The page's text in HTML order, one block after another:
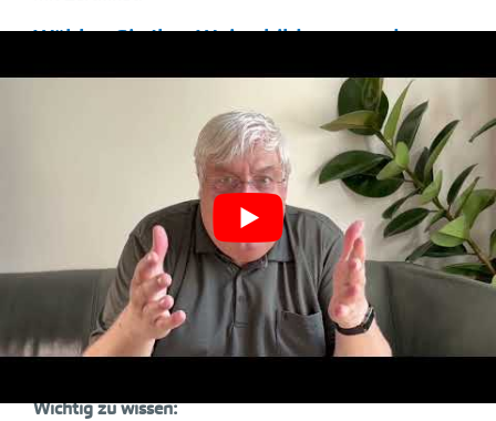
Wählen Sie Ihre Weiterbildung aus den
folgenden Kategorien:
Finanz- und Risikomanagement
HR Management und Psychologie
Management und Innovation
Mathematik, Statistik und Informatik
Volkswirtschaftslehre
Wirtschaftspädagogik
Wichtig zu wissen: